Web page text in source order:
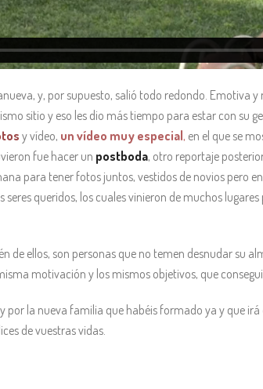
y, por supuesto, salió todo redondo. Emotiva
sitio y eso les dio más tiempo para estar con su
y vídeo, un vídeo muy especial, en el que se
fue hacer un postboda, otro reportaje
para tener fotos juntos, vestidos de novios pero
queridos, los cuales vinieron de muchos
de ellos, son personas que no temen desnudar su
motivación y los mismos objetivos, que
la nueva familia que habéis formado ya y que
de vuestras vidas.